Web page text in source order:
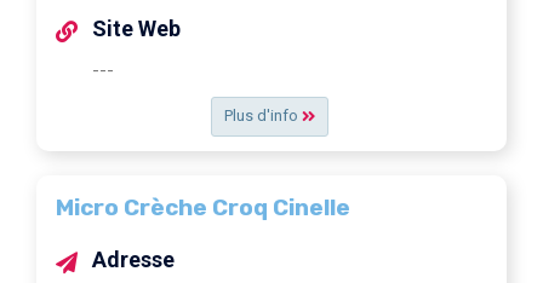
Plus d'info
Site Web
---
Micro Crèche Croq Cinelle
Adresse